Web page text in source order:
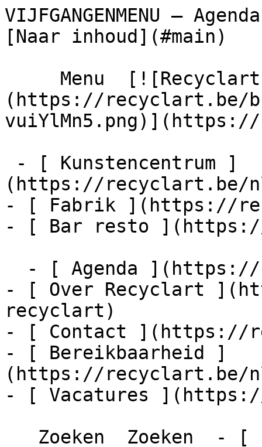
VIJFGANGENMENU –
[Naar inhoud](#main)
(https://recyclart.be/
(https://recyclart.be/
- [ Fabrik ](https://
- [ Bar resto
- [ Over Recyclart
recyclart)
- [ Contact ](https://
- [ Bereikbaarheid ]
(https://recyclart.be/
- [ Vacatures